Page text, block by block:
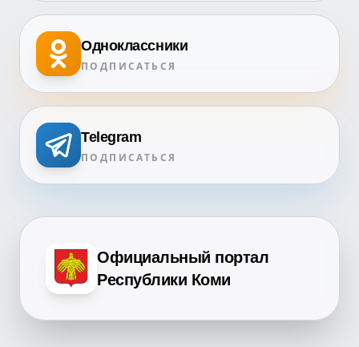
Одноклассники
ПОДПИСАТЬСЯ
Telegram
ПОДПИСАТЬСЯ
Официальный портал
Республики Коми